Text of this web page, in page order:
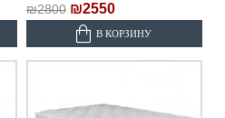
₪2800 ₪2550
В КОРЗИНУ